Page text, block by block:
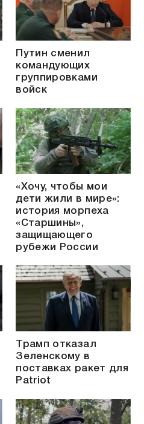
Путин сменил
командующих
группировками
войск
«Хочу, чтобы мои
дети жили в мире»:
история морпеха
«Старшины»,
защищающего
рубежи России
Трамп отказал
Зеленскому в
поставках ракет для
Patriot